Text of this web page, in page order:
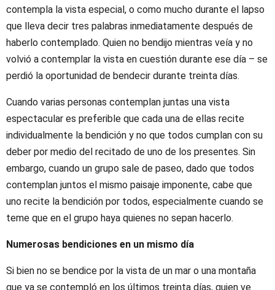
contempla la vista especial, o como mucho durante el lapso
que lleva decir tres palabras inmediatamente después de
haberlo contemplado. Quien no bendijo mientras veía y no
volvió a contemplar la vista en cuestión durante ese día – se
perdió la oportunidad de bendecir durante treinta días.
Cuando varias personas contemplan juntas una vista
espectacular es preferible que cada una de ellas recite
individualmente la bendición y no que todos cumplan con su
deber por medio del recitado de uno de los presentes. Sin
embargo, cuando un grupo sale de paseo, dado que todos
contemplan juntos el mismo paisaje imponente, cabe que
uno recite la bendición por todos, especialmente cuando se
teme que en el grupo haya quienes no sepan hacerlo.
Numerosas bendiciones en un mismo día
Si bien no se bendice por la vista de un mar o una montaña
que ya se contempló en los últimos treinta días, quien ve